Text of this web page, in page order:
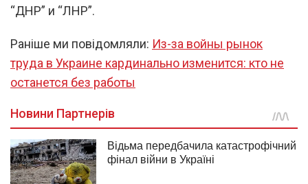
“ДНР” и “ЛНР”.
Раніше ми повідомляли: Из-за войны рынок
труда в Украине кардинально изменится: кто не
останется без работы